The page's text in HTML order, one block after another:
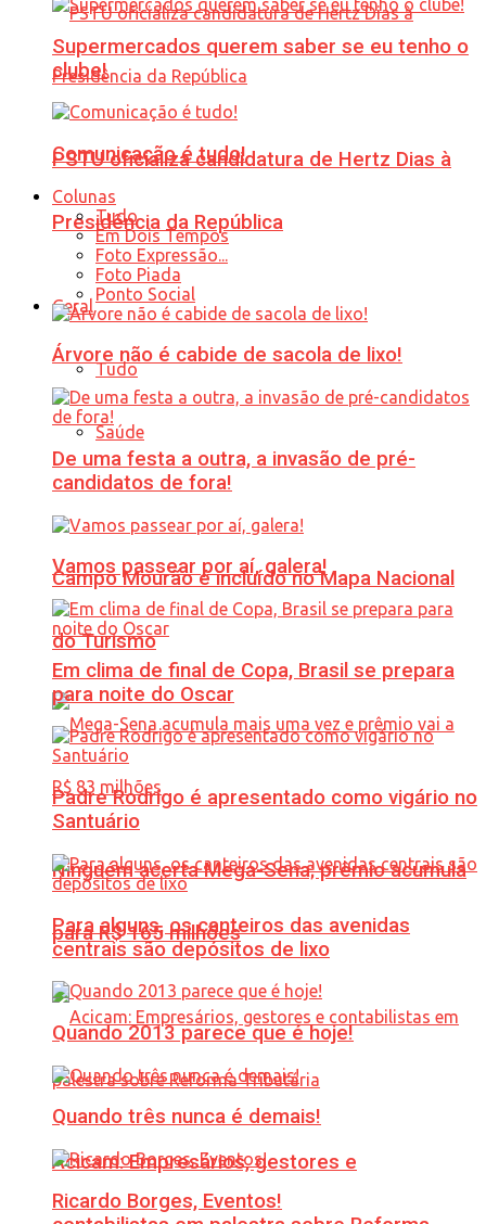
PSTU oficializa candidatura de Hertz Dias à
Presidência da República
Geral
Tudo
Saúde
Campo Mourão é incluído no Mapa Nacional
do Turismo
Ninguém acerta Mega-Sena; prêmio acumula
para R$ 165 milhões
Acicam: Empresários, gestores e
Supermercados querem saber se eu tenho o
clube!
Comunicação é tudo!
Colunas
Tudo
Em Dois Tempos
Foto Expressão...
Foto Piada
Ponto Social
Árvore não é cabide de sacola de lixo!
De uma festa a outra, a invasão de pré-
candidatos de fora!
Vamos passear por aí, galera!
Em clima de final de Copa, Brasil se prepara
para noite do Oscar
Padre Rodrigo é apresentado como vigário no
Santuário
Para alguns, os canteiros das avenidas
centrais são depósitos de lixo
Quando 2013 parece que é hoje!
Quando três nunca é demais!
Ricardo Borges, Eventos!